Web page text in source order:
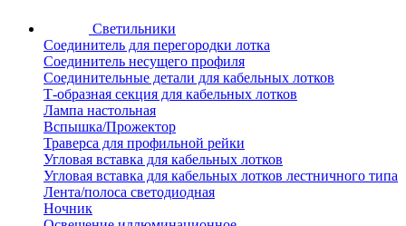
Светильники
Соединитель для перегородки лотка
Соединитель несущего профиля
Соединительные детали для кабельных лотков
Т-образная секция для кабельных лотков
Лампа настольная
Вспышка/Прожектор
Траверса для профильной рейки
Угловая вставка для кабельных лотков
Угловая вставка для кабельных лотков лестничного типа
Лента/полоса светодиодная
Ночник